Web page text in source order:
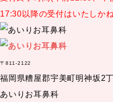
17:30以降の受付はいたしか
〒811-2122
福岡県糟屋郡宇美町明神坂2
あいりお耳鼻科